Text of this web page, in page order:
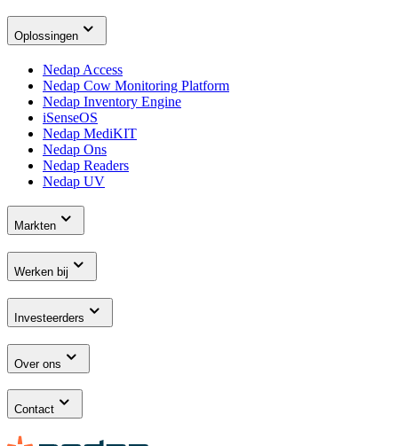
Oplossingen
Nedap Access
Nedap Cow Monitoring Platform
Nedap Inventory Engine
iSenseOS
Nedap MediKIT
Nedap Ons
Nedap Readers
Nedap UV
Markten
Werken bij
Investeerders
Over ons
Contact